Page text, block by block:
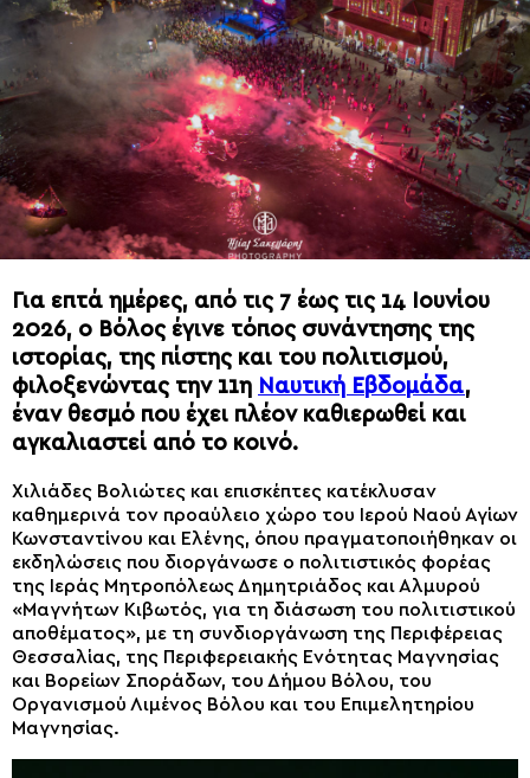
Για επτά ημέρες, από τις 7 έως τις 14 Ιουνίου
2026, ο Βόλος έγινε τόπος συνάντησης της
ιστορίας, της πίστης και του πολιτισμού,
φιλοξενώντας την 11η Ναυτική Εβδομάδα,
έναν θεσμό που έχει πλέον καθιερωθεί και
αγκαλιαστεί από το κοινό.
Χιλιάδες Βολιώτες και επισκέπτες κατέκλυσαν
καθημερινά τον προαύλειο χώρο του Ιερού Ναού Αγίων
Κωνσταντίνου και Ελένης, όπου πραγματοποιήθηκαν οι
εκδηλώσεις που διοργάνωσε ο πολιτιστικός φορέας
της Ιεράς Μητροπόλεως Δημητριάδος και Αλμυρού
«Μαγνήτων Κιβωτός, για τη διάσωση του πολιτιστικού
αποθέματος», με τη συνδιοργάνωση της Περιφέρειας
Θεσσαλίας, της Περιφερειακής Ενότητας Μαγνησίας
και Βορείων Σποράδων, του Δήμου Βόλου, του
Οργανισμού Λιμένος Βόλου και του Επιμελητηρίου
Μαγνησίας.